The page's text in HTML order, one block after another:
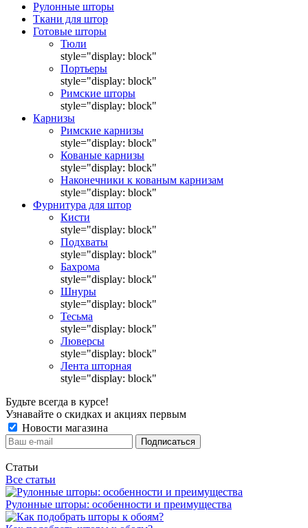
Рулонные шторы
Ткани для штор
Готовые шторы
Тюли
style="display: block"
Портьеры
style="display: block"
Римские шторы
style="display: block"
Карнизы
Римские карнизы
style="display: block"
Кованые карнизы
style="display: block"
Наконечники к кованым карнизам
style="display: block"
Фурнитура для штор
Кисти
style="display: block"
Подхваты
style="display: block"
Бахрома
style="display: block"
Шнуры
style="display: block"
Тесьма
style="display: block"
Люверсы
style="display: block"
Лента шторная
style="display: block"
Будьте всегда в курсе!
Узнавайте о скидках и акциях первым
Новости магазина
Статьи
Все статьи
Рулонные шторы: особенности и преимущества